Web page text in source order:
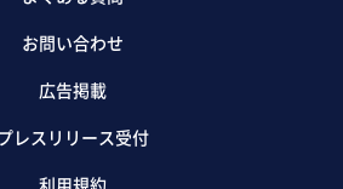
お問い合わせ
広告掲載
レスリリース受付